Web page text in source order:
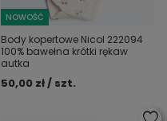
NOWOŚĆ
Body kopertowe Nicol 222094
100% bawełna krótki rękaw
autka
50,00 zł / szt.